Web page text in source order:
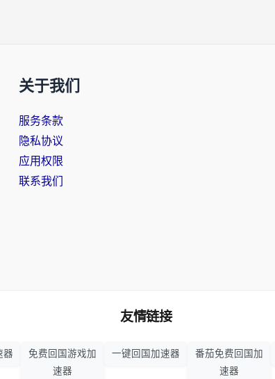
关于我们
服务条款
隐私协议
应用权限
联系我们
友情链接
器
免费回国游戏加
速器
一键回国加速器
番茄免费回国加
速器